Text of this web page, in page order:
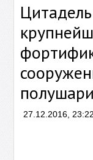
27.12.2016, 23:22,